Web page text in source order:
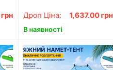
грн Дроп Ціна: 1,637.00 грн
В наявності